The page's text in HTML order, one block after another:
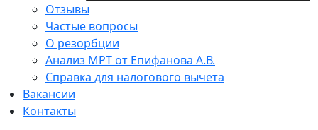
Отзывы
Частые вопросы
О резорбции
Анализ МРТ от Епифанова А.В.
Справка для налогового вычета
Вакансии
Контакты